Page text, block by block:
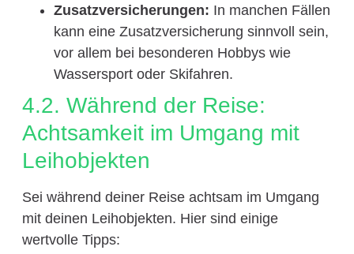
Zusatzversicherungen: In manchen Fällen
kann eine Zusatzversicherung sinnvoll sein,
vor allem bei besonderen Hobbys wie
Wassersport oder Skifahren.
4.2. Während der Reise:
Achtsamkeit im Umgang mit
Leihobjekten
Sei während deiner Reise achtsam im Umgang
mit deinen Leihobjekten. Hier sind einige
wertvolle Tipps: